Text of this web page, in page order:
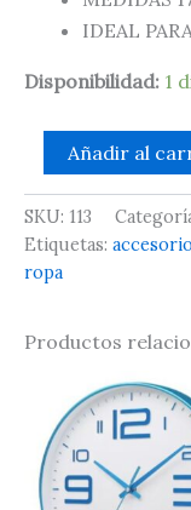
IDEAL
Disponibilidad: 1
Añadir al
SKU: 113
Etiquetas:
ropa
Productos